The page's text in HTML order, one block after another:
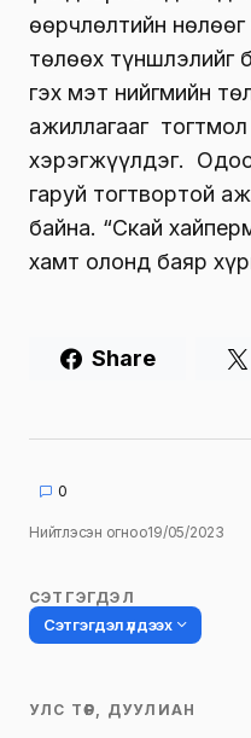
өөрчлөлтийн
төлөөх түншлэлийг
гэх мэт нийгмийн
ажиллагааг
хэрэгжүүлдэг.
гаруй тогтвортой
байна. “Скай
хамт олонд баяр
Share
0
Нийтлэсэн огноо19/05/2023
СЭТГЭГДЭЛ
Сэтгэгдэл үлдээх
УЛС ТӨР, ДУУЛИАН